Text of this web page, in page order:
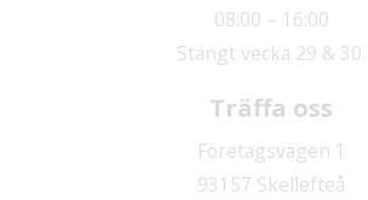
08:00 – 16:00
Stängt vecka 29 & 30.
Träffa oss
Företagsvägen 1
93157 Skellefteå